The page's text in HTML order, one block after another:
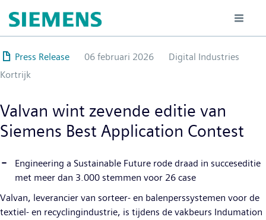
en
naar
de
inhoud
gaan
Press Release 06 februari 2026
Digital Industries
Kortrijk
Valvan wint zevende editie van
Siemens Best Application Contest
Engineering a Sustainable Future rode draad in succeseditie
met meer dan 3.000 stemmen voor 26 case
Valvan, leverancier van sorteer- en balenperssystemen voor de
textiel- en recyclingindustrie, is tijdens de vakbeurs Indumation